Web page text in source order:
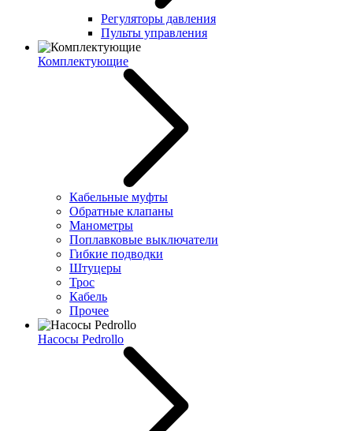
Регуляторы давления
Пульты управления
Комплектующие
Кабельные муфты
Обратные клапаны
Манометры
Поплавковые выключатели
Гибкие подводки
Штуцеры
Трос
Кабель
Прочее
Насосы Pedrollo